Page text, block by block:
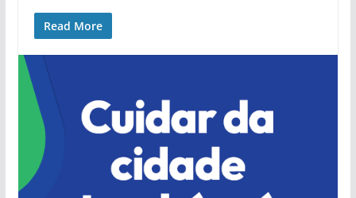
Read More